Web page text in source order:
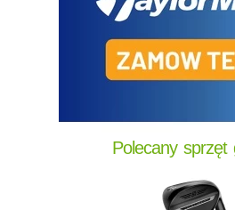
Polecany sprzęt